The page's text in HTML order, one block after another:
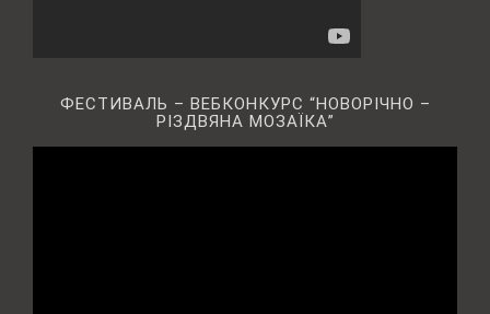
ФЕСТИВАЛЬ – ВЕБКОНКУРС “НОВОРІЧНО –
РІЗДВЯНА МОЗАЇКА”